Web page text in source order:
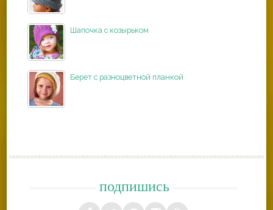
Шапочка с козырьком
Берет с разноцветной планкой
подпишись